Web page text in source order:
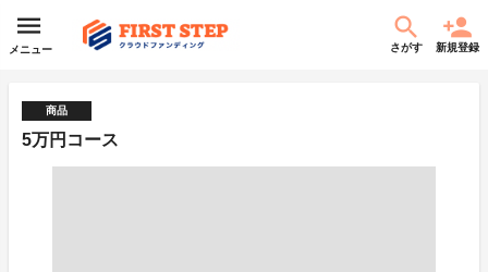
メニュー さがす 新規登録
商品
5万円コース